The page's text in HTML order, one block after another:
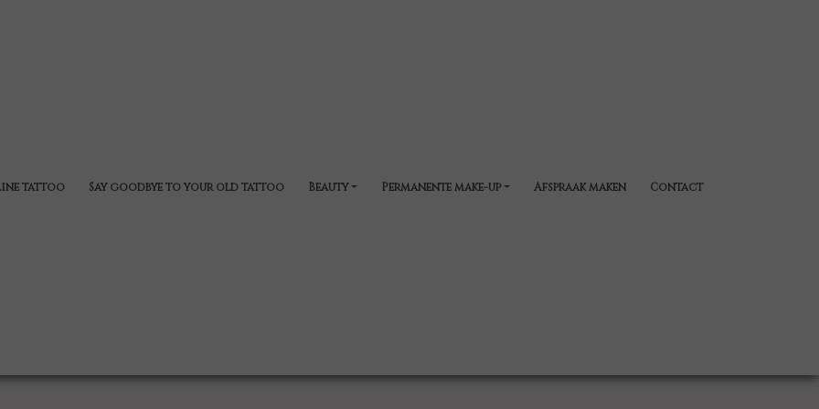
tattoo Say goodbye to your old tattoo Beauty Permanente make-up Afspraak maken Contact